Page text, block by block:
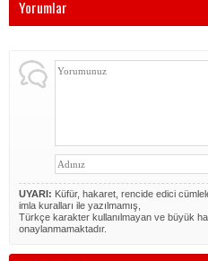
Yorumlar
UYARI: Küfür, hakaret, rencide edici
imla kuralları ile yazılmamış,
Türkçe karakter kullanılmayan ve büyük
onaylanmamaktadır.